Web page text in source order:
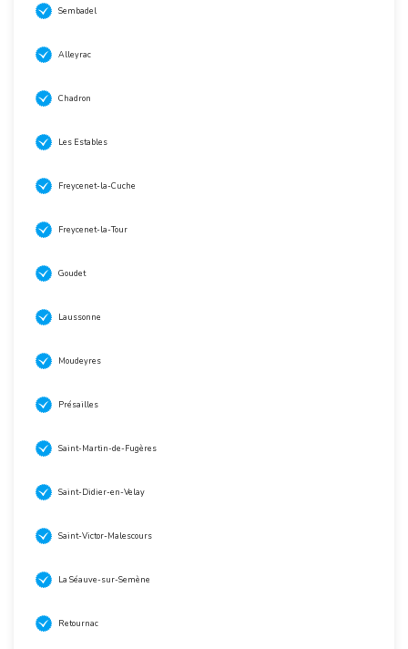
Sembadel
Alleyrac
Chadron
Les Estables
Freycenet-la-Cuche
Freycenet-la-Tour
Goudet
Laussonne
Moudeyres
Présailles
Saint-Martin-de-Fugères
Saint-Didier-en-Velay
Saint-Victor-Malescours
La Séauve-sur-Semène
Retournac